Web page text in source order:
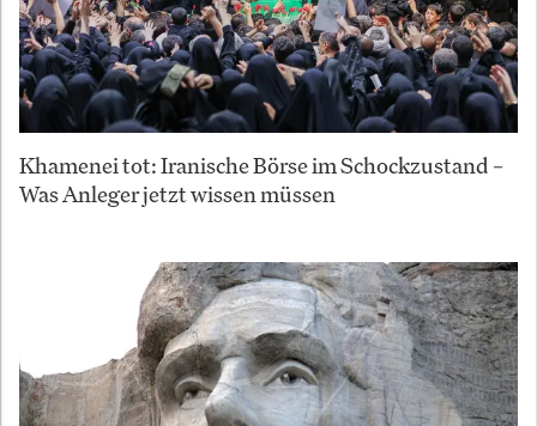
Khamenei tot: Iranische Börse im Schockzustand –
Was Anleger jetzt wissen müssen